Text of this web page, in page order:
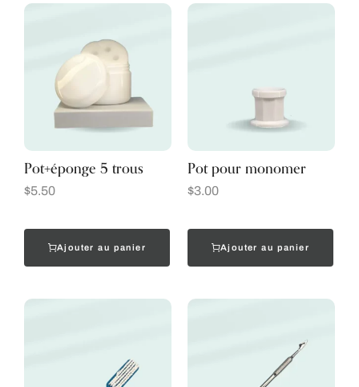
Pot+éponge 5 trous
$5.50
Ajouter au panier
Pot pour monomer
$3.00
Ajouter au panier